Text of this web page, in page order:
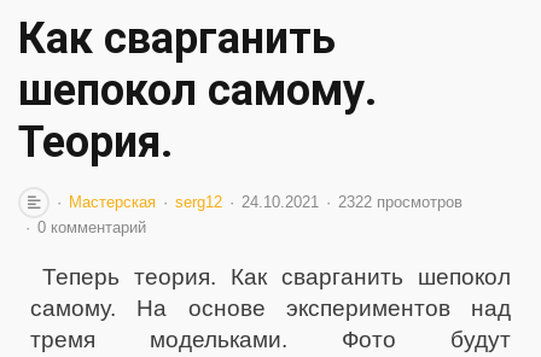
Как сварганить
шепокол самому.
Теория.
Мастерская serg12 24.10.2021
2322 просмотров
0 комментарий
Теперь теория. Как сварганить шепокол
самому. На основе экспериментов над
тремя модельками. Фото будут